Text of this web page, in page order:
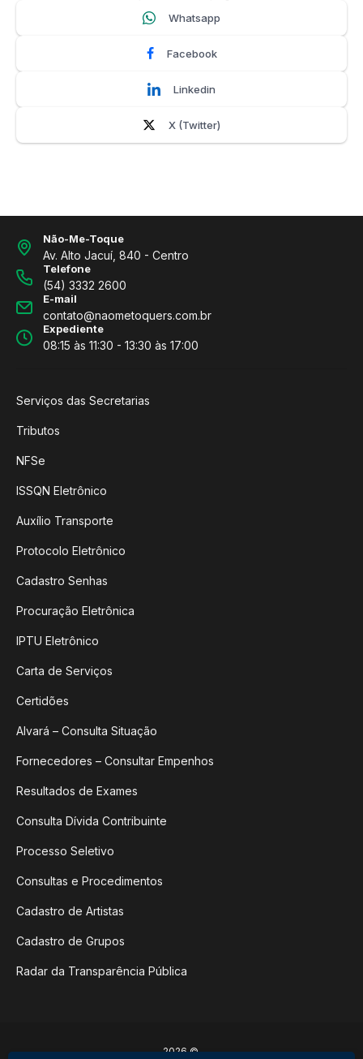
Whatsapp
Facebook
Linkedin
X (Twitter)
Não-Me-Toque
Av. Alto Jacuí, 840 - Centro
Telefone
(54) 3332 2600
E-mail
contato@naometoquers.com.br
Expediente
08:15 às 11:30 - 13:30 às 17:00
Serviços das Secretarias
Tributos
NFSe
ISSQN Eletrônico
Auxílio Transporte
Protocolo Eletrônico
Cadastro Senhas
Procuração Eletrônica
IPTU Eletrônico
Carta de Serviços
Certidões
Alvará – Consulta Situação
Fornecedores – Consultar Empenhos
Resultados de Exames
Consulta Dívida Contribuinte
Processo Seletivo
Consultas e Procedimentos
Cadastro de Artistas
Cadastro de Grupos
Radar da Transparência Pública
2026 ©